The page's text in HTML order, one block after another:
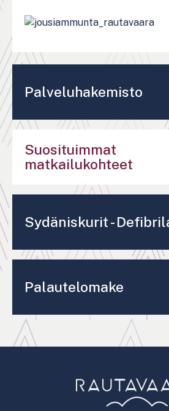
Palveluhakemisto
Suosituimmat
matkailukohteet
Sydäniskurit -
Palautelomake